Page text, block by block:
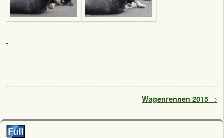
Wagenrennen 2015 →